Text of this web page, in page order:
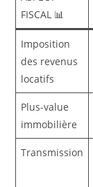
FISCAL 📊
Imposition
des revenus
locatifs
Plus-value
immobilière
Transmission